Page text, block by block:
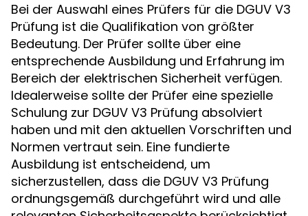
Bei der Auswahl eines Prüfers für die DGUV V3
Prüfung ist die Qualifikation von größter
Bedeutung. Der Prüfer sollte über eine
entsprechende Ausbildung und Erfahrung im
Bereich der elektrischen Sicherheit verfügen.
Idealerweise sollte der Prüfer eine spezielle
Schulung zur DGUV V3 Prüfung absolviert
haben und mit den aktuellen Vorschriften und
Normen vertraut sein. Eine fundierte
Ausbildung ist entscheidend, um
sicherzustellen, dass die DGUV V3 Prüfung
ordnungsgemäß durchgeführt wird und alle